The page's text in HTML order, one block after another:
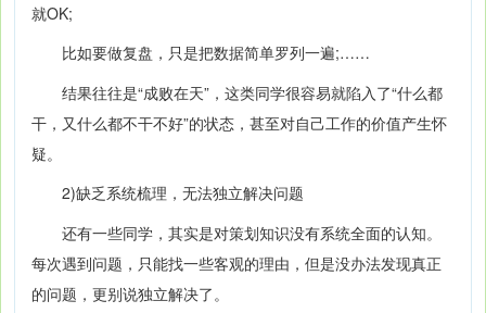
就OK;
比如要做复盘，只是把数据简单罗列一遍;……
结果往往是“成败在天”，这类同学很容易就陷入了“什么都
干，又什么都不干不好”的状态，甚至对自己工作的价值产生怀
疑。
2)缺乏系统梳理，无法独立解决问题
还有一些同学，其实是对策划知识没有系统全面的认知。
每次遇到问题，只能找一些客观的理由，但是没办法发现真正
的问题，更别说独立解决了。